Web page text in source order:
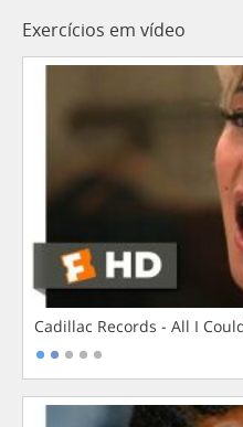
Exercícios em vídeo
Cadillac Records - All I